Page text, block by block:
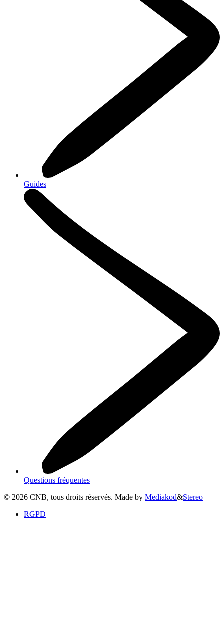
Guides
Questions fréquentes
© 2026 CNB, tous droits réservés. Made by Mediakod&Stereo
RGPD